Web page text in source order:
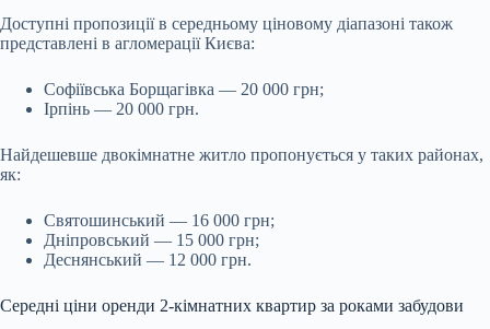
Доступні пропозиції в середньому ціновому діапазоні також
представлені в агломерації Києва:
Софіївська Борщагівка — 20 000 грн;
Ірпінь — 20 000 грн.
Найдешевше двокімнатне житло пропонується у таких районах,
як:
Святошинський — 16 000 грн;
Дніпровський — 15 000 грн;
Деснянський — 12 000 грн.
Середні ціни оренди 2-кімнатних квартир за роками забудови